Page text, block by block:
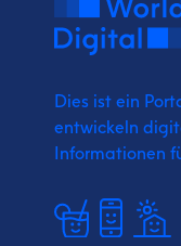
Dies ist ein
entwickeln
Informationen